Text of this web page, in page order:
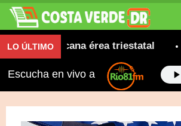
LO ÚLTIMO
dominicana érea triestatal
Escucha en vivo a